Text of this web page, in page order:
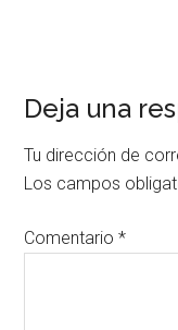
Deja una
Tu dirección de
Los campos
Comentario*